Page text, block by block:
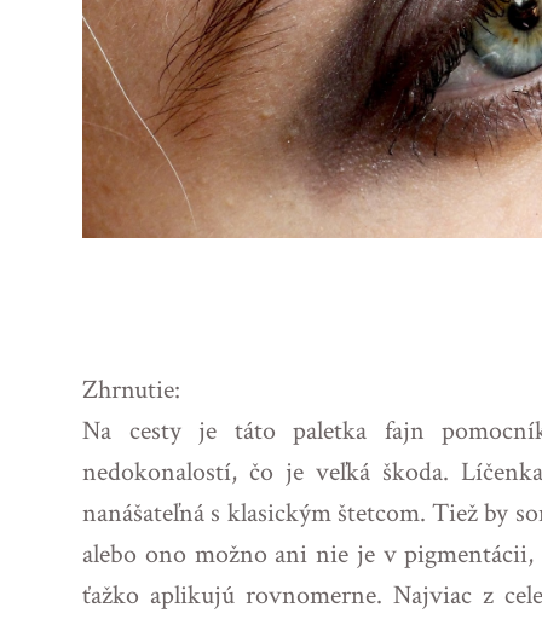
Zhrnutie:
Na cesty je táto paletka fajn
nedokonalostí, čo je veľká škoda.
nanášateľná s klasickým štetcom. Tiež by
alebo ono možno ani nie je v pigmentácii,
ťažko aplikujú rovnomerne. Najviac z